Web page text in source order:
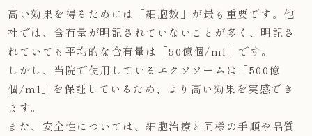
高い効果を得るためには「細胞数」が最も重要です。他
社では、含有量が明記されていないことが多く、明記さ
れていても平均的な含有量は「50億個/ml」です。
しかし、当院で使用しているエクソソームは「500億
個/ml」を保証しているため、より高い効果を実感でき
ます。
また、安全性については、細胞治療と同様の手順や品質